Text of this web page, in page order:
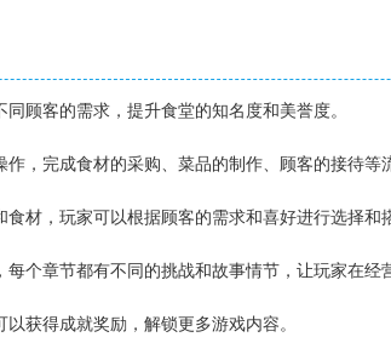
顾客的需求，提升食堂的知名度和美誉度。
，完成食材的采购、菜品的制作、顾客的接待等
材，玩家可以根据顾客的需求和喜好进行选择和
个章节都有不同的挑战和故事情节，让玩家在经
获得成就奖励，解锁更多游戏内容。